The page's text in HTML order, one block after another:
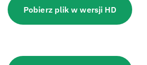
Pobierz plik w wersji HD